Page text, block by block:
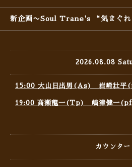
新企画〜Soul Trane's “気まぐれ
2026.08.08
15:00 大山日出男(As) 岩崎壮
19:00 高瀬龍一(Tp) 嶋津健一
カウンター